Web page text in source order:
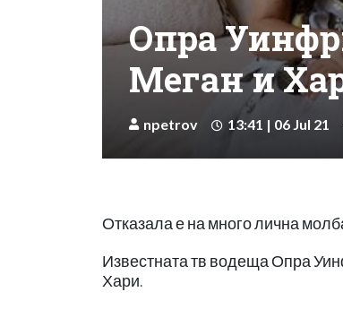
Опра
Меган и
npetrov 13:41 | 06 Jul 21
Отказала е на много лична
Известната тв водеща Опра
Хари.